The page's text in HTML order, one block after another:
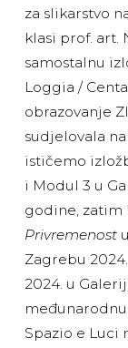
za slikarstvo
klasi prof. art.
samostalnu
Loggia /
obrazovanje
sudjelovala
ističemo
i Modul 3 u
godine, zatim
Privremenost
Zagrebu
2024. u
Spazio e Luci